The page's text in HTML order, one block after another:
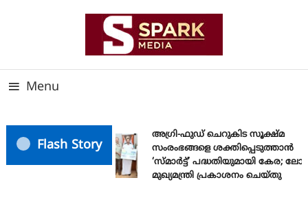
Menu
Flash Story
അഗ്രി-ഫുഡ് ചെറുകിട സൂക്ഷ്മ
സംരംഭങ്ങളെ ശക്തിപ്പെടുത്താന്‍
‘സ്മാര്‍ട്ട്’ പദ്ധതിയുമായി കേര;
മുഖ്യമന്ത്രി പ്രകാശനം ചെയ്തു